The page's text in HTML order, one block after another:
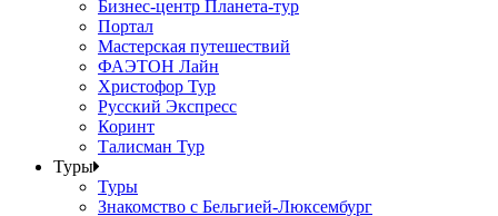
Бизнес-центр Планета-тур
Портал
Мастерская путешествий
ФАЭТОН Лайн
Христофор Тур
Русский Экспресс
Коринт
Талисман Тур
Туры
Туры
Знакомство с Бельгией-Люксембург